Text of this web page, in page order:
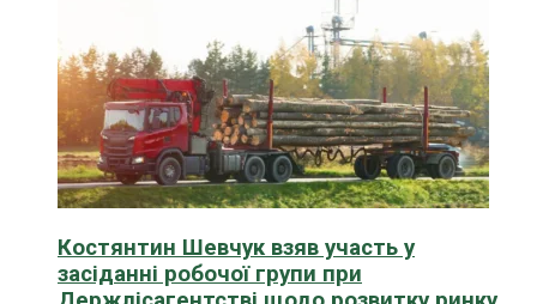
Костянтин Шевчук взяв участь у
засіданні робочої групи при